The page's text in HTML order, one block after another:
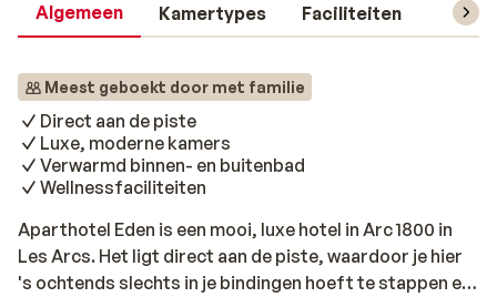
Algemeen Kamertypes Faciliteiten
Meest geboekt door met familie
Direct aan de piste
Luxe, moderne kamers
Verwarmd binnen- en buitenbad
Wellnessfaciliteiten
Aparthotel Eden is een mooi, luxe hotel in Arc 1800 in
Les Arcs. Het ligt direct aan de piste, waardoor je hier
's ochtends slechts in je bindingen hoeft te stappen en